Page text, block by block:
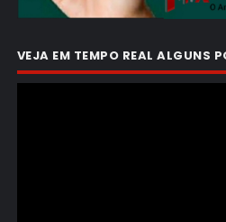
VEJA EM TEMPO REAL ALGUNS